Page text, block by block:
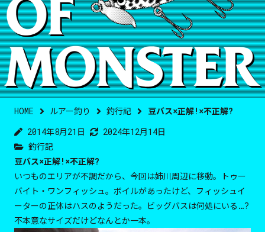
HOME ルアー釣り 釣行記
豆バス×正解!×不正解?
2014年8月21日
2024年12月14日
釣行記
豆バス×正解!×不正解?
いつものエリアが不調だから、今回は姉川周辺に移動。トゥー
バイト・ワンフィッシュ。ボイルがあったけど、フィッシュイ
ーターの正体はハスのようだった。ビッグバスは何処にいる…?
不本意なサイズだけどなんとか一本。